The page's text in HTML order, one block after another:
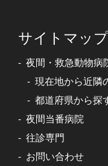
サイトマップ
夜間・救急動物病
現在地から近隣
都道府県から探
夜間当番病院
往診専門
お問い合わせ